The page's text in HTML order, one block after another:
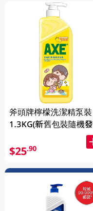
斧頭牌檸檬洗潔精泵裝
1.3KG(新舊包裝隨機發
$25.90